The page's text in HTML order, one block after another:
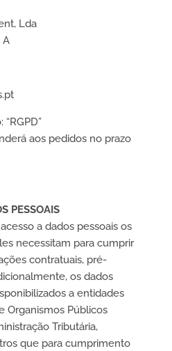
Lda
A
aos pedidos no prazo
PESSOAIS
a dados pessoais os
necessitam para cumprir
contratuais, pré-
os dados
a entidades
Organismos Públicos
Tributária,
que para cumprimento